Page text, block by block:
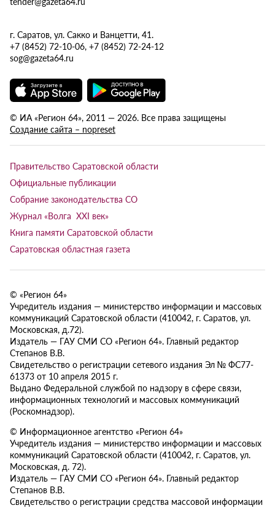
г. Саратов, ул. Сакко и Ванцетти, 41.
+7 (8452) 72-10-06, +7 (8452) 72-24-12
sog@gazeta64.ru
© ИА «Регион 64», 2011 — 2026. Все права защищены
Создание сайта – nopreset
Правительство Саратовской области
Официальные публикации
Собрание законодательства СО
Журнал «Волга XXI век»
Книга памяти Саратовской области
Саратовская областная газета
© «Регион 64»
Учредитель издания — министерство информации и массовых
коммуникаций Саратовской области (410042, г. Саратов, ул.
Московская, д.72).
Издатель — ГАУ СМИ СО «Регион 64». Главный редактор
Степанов В.В.
Свидетельство о регистрации сетевого издания Эл № ФС77-
61373 от 10 апреля 2015 г.
Выдано Федеральной службой по надзору в сфере связи,
информационных технологий и массовых коммуникаций
(Роскомнадзор).
© Информационное агентство «Регион 64»
Учредитель издания — министерство информации и массовых
коммуникаций Саратовской области (410042, г. Саратов, ул.
Московская, д. 72).
Издатель — ГАУ СМИ СО «Регион 64». Главный редактор
Степанов В.В.
Свидетельство о регистрации средства массовой информации